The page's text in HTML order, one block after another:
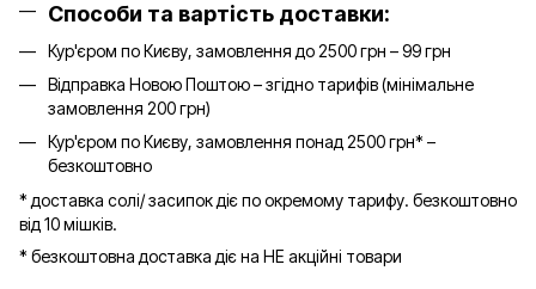
Способи та вартість доставки:
Кур'єром по Києву, замовлення до 2500 грн – 99 грн
Відправка Новою Поштою – згідно тарифів (мінімальне
замовлення 200 грн)
Кур'єром по Києву, замовлення понад 2500 грн* –
безкоштовно
* доставка солі/ засипок діє по окремому тарифу. безкоштовно
від 10 мішків.
* безкоштовна доставка діє на НЕ акційні товари